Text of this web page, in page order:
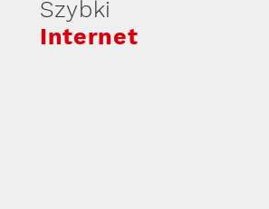
Szybki
Internet